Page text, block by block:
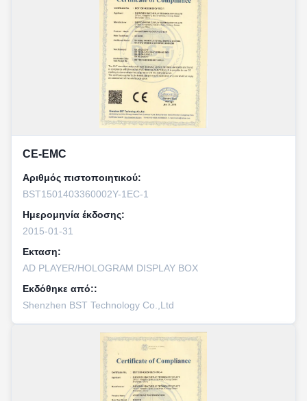
CE-EMC
Αριθμός πιστοποιητικού:
BST1501403360002Y-1EC-1
Ημερομηνία έκδοσης:
2015-01-31
Εκταση:
AD PLAYER/HOLOGRAM DISPLAY BOX
Εκδόθηκε από::
Shenzhen BST Technology Co.,Ltd